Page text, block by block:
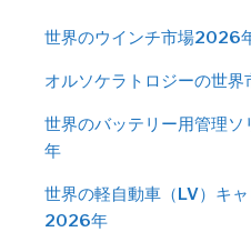
世界のウインチ市場2026
オルソケラトロジーの世
世界のバッテリー用管理
年
世界の軽自動車（LV）キ
2026年